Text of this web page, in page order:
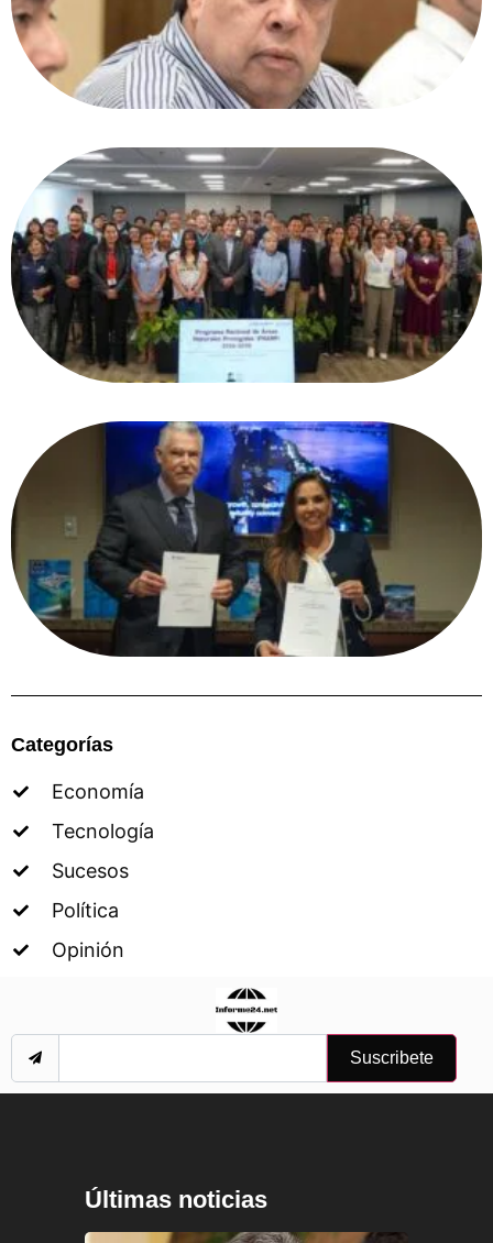
Categorías
Economía
Tecnología
Sucesos
Política
Opinión
Suscribete
Últimas noticias